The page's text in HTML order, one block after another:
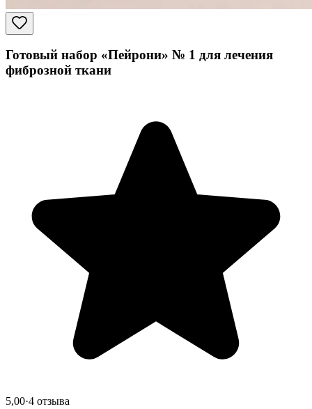
Готовый набор «Пейрони» № 1 для лечения
фиброзной ткани
5,00·4 отзыва